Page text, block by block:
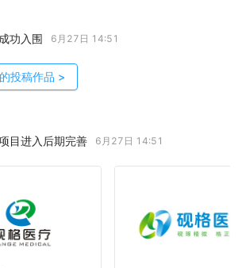
功入围 6月27日 14:51
的投稿作品 >
目进入后期完善 6月27日 14:51